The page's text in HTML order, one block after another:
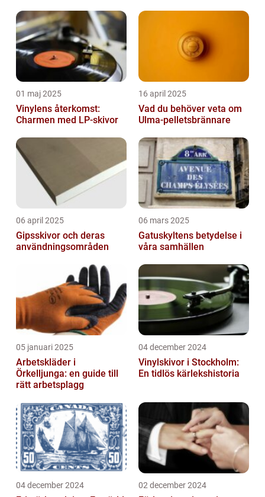
01 maj 2025
Vinylens återkomst:
Charmen med LP-skivor
16 april 2025
Vad du behöver veta om
Ulma-pelletsbrännare
06 april 2025
Gipsskivor och deras
användningsområden
06 mars 2025
Gatuskyltens betydelse i
våra samhällen
05 januari 2025
Arbetskläder i
Örkelljunga: en guide till
rätt arbetsplagg
04 december 2024
Vinylskivor i Stockholm:
En tidlös kärlekshistoria
04 december 2024 02 december 2024